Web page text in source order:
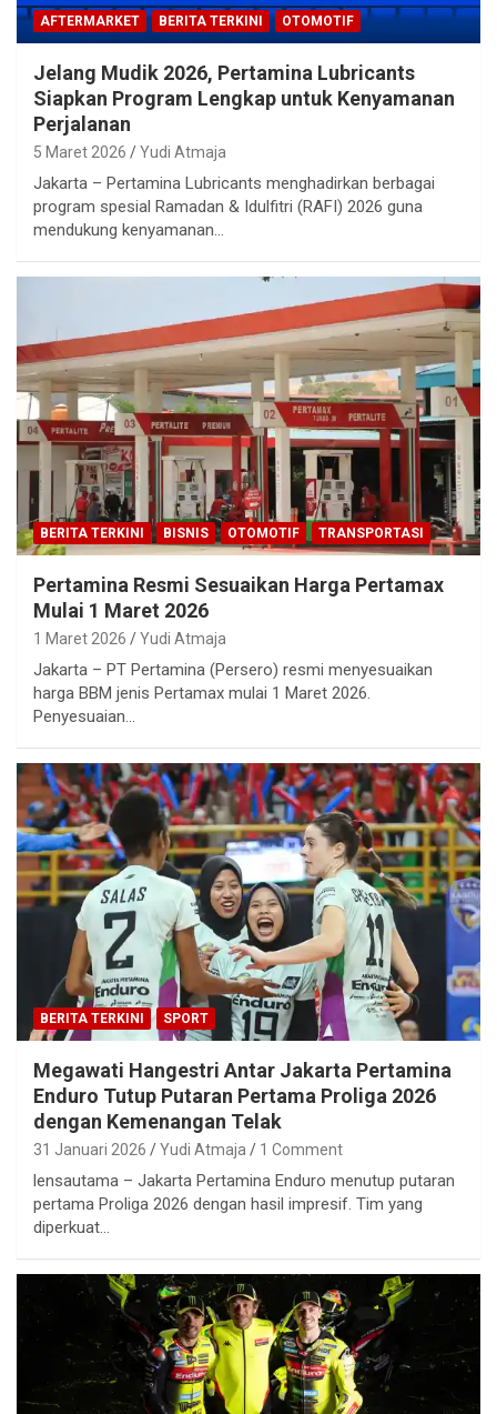
AFTERMARKET BERITA TERKINI OTOMOTIF
Jelang Mudik 2026, Pertamina Lubricants
Siapkan Program Lengkap untuk Kenyamanan
Perjalanan
5 Maret 2026 Yudi Atmaja
Jakarta – Pertamina Lubricants menghadirkan berbagai
program spesial Ramadan & Idulfitri (RAFI) 2026 guna
mendukung kenyamanan…
BERITA TERKINI BISNIS OTOMOTIF TRANSPORTASI
Pertamina Resmi Sesuaikan Harga Pertamax
Mulai 1 Maret 2026
1 Maret 2026 Yudi Atmaja
Jakarta – PT Pertamina (Persero) resmi menyesuaikan
harga BBM jenis Pertamax mulai 1 Maret 2026.
Penyesuaian…
BERITA TERKINI SPORT
Megawati Hangestri Antar Jakarta Pertamina
Enduro Tutup Putaran Pertama Proliga 2026
dengan Kemenangan Telak
31 Januari 2026 Yudi Atmaja 1 Comment
lensautama – Jakarta Pertamina Enduro menutup putaran
pertama Proliga 2026 dengan hasil impresif. Tim yang
diperkuat…